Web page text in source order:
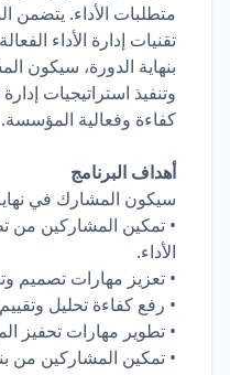
متطلبات الأداء. يتضمن
تقنيات إدارة الأداء
بنهاية الدورة، سيكون
وتنفيذ استراتيجيات
كفاءة وفعالية المؤسسة.
أهداف البرنامج
سيكون المشارك في
• تمكين المشاركين من
الأداء.
• تعزيز مهارات تصميم
• رفع كفاءة تحليل وتقييم
• تطوير مهارات تحفيز
• تمكين المشاركين من